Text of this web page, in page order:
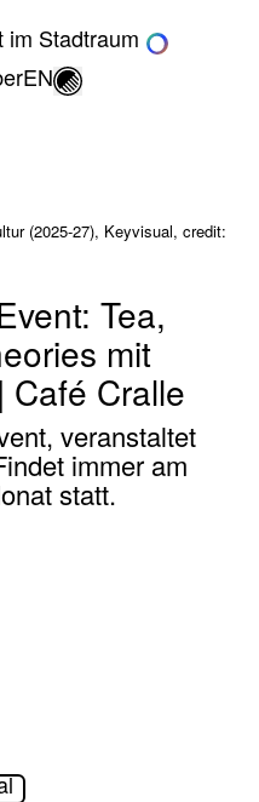
im Stadtraum
EN Umschalten
(2025-27), Keyvisual, credit:
Tea,
mit
Café Cralle
veranstaltet
immer am
statt.